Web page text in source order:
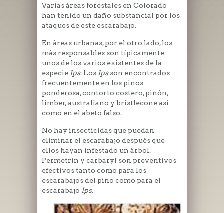
Varias áreas forestales en Colorado
han tenido un daño substancial por los
ataques de este escarabajo.
En áreas urbanas, por el otro lado, los
más responsables son típicamente
unos de los varios existentes de la
especie Ips. Los Ipsson encontrados
frecuentemente en los pinos
ponderosa, contorto costero, piñón,
limber, australiano y bristlecone así
como en el abeto falso.
No hay insecticidas que puedan
eliminar el escarabajo después que
ellos hayan infestado un árbol.
Permetrin y carbaryl son preventivos
efectivos tanto como para los
escarabajos del pino como para el
escarabajo Ips.